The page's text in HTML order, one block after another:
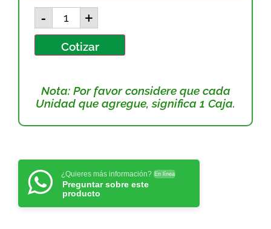
- +
Cotizar
Nota: Por favor considere que cada
Unidad que agregue, significa 1 Caja.
¿Quieres más información? En línea
Preguntar sobre este
producto